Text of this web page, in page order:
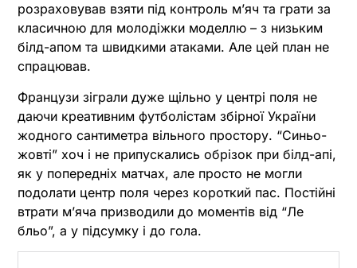
розраховував взяти під контроль м’яч та грати за
класичною для молодіжки моделлю – з низьким
білд-апом та швидкими атаками. Але цей план не
спрацював.
Французи зіграли дуже щільно у центрі поля не
даючи креативним футболістам збірної України
жодного сантиметра вільного простору. “Синьо-
жовті” хоч і не припускались обрізок при білд-апі,
як у попередніх матчах, але просто не могли
подолати центр поля через короткий пас. Постійні
втрати м’яча призводили до моментів від “Ле
бльо”, а у підсумку і до гола.